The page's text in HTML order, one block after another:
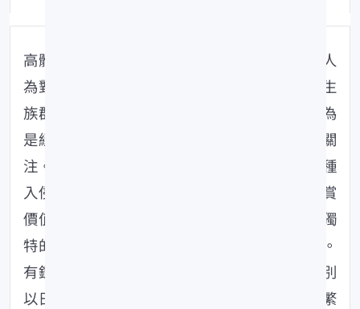
高體鰟鮍雖然具有奇特的繁殖方式，但敵不過人
為對大自然的影響及破壞，目前高體鰟鮍的野生
族群已不常見，而且由於高體鰟鮍一向不被認為
是經濟性魚種，因此族群的繁盛與否較少有人關
注。然而在目前因大量進口觀賞魚而引發外來種
入侵疑慮的時刻，高體鰟鮍這種本土性具有觀賞
價值的魚種，應有其推廣的空間，並且由於其獨
特的繁殖方式，更是作為科學教育的最佳教材。
有鑑於此，水產試驗所淡水繁養殖研究中心分別
以田貝為孕母及以人工採卵的方式從事復育繁